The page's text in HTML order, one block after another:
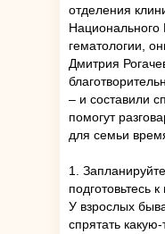
отделения
Национального
гематологии,
Дмитрия
– и составили
помогут
для семьи
1.
подготовьтесь
У взрослых
спрятать